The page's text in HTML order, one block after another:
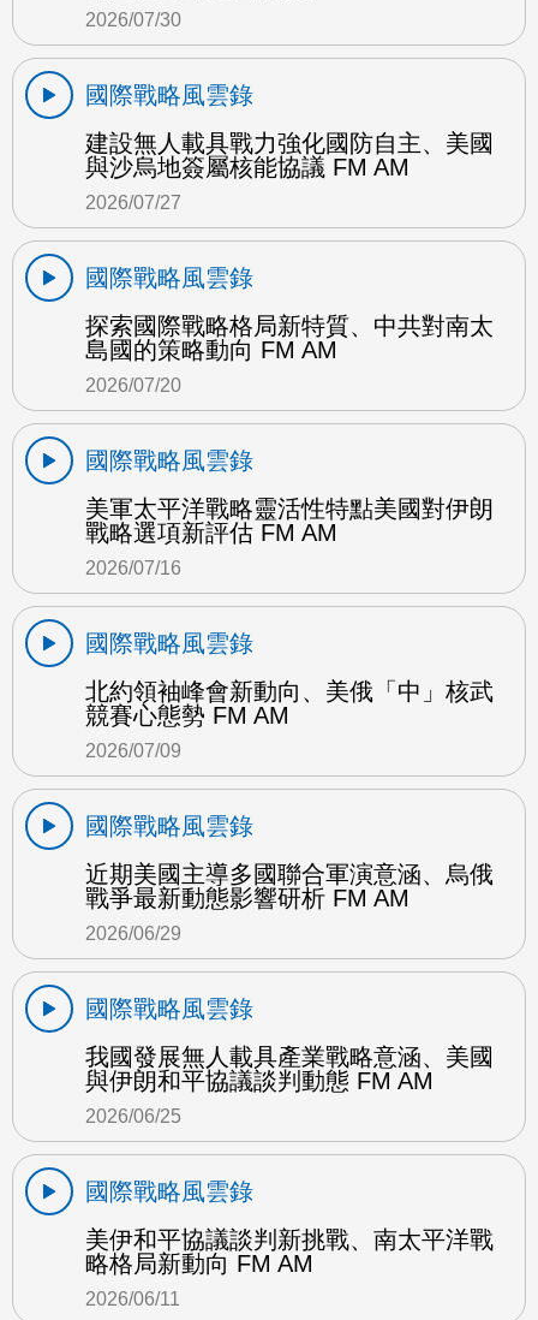
2026/07/30
國際戰略風雲錄
建設無人載具戰力強化國防自主、美國
與沙烏地簽屬核能協議 FM AM
2026/07/27
國際戰略風雲錄
探索國際戰略格局新特質、中共對南太
島國的策略動向 FM AM
2026/07/20
國際戰略風雲錄
美軍太平洋戰略靈活性特點美國對伊朗
戰略選項新評估 FM AM
2026/07/16
國際戰略風雲錄
北約領袖峰會新動向、美俄「中」核武
競賽心態勢 FM AM
2026/07/09
國際戰略風雲錄
近期美國主導多國聯合軍演意涵、烏俄
戰爭最新動態影響研析 FM AM
2026/06/29
國際戰略風雲錄
我國發展無人載具產業戰略意涵、美國
與伊朗和平協議談判動態 FM AM
2026/06/25
國際戰略風雲錄
美伊和平協議談判新挑戰、南太平洋戰
略格局新動向 FM AM
2026/06/11